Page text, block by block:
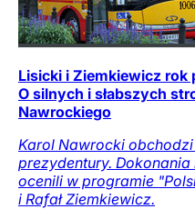
Lisicki i Ziemkiewicz rok
O silnych i słabszych
Nawrockiego
Karol Nawrocki
prezydentury.
ocenili w programie
i Rafał Ziemkiewicz.